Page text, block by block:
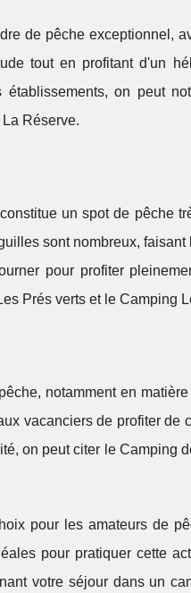
de pêche exceptionnel,
tout en profitant d'un
on peut
Réserve.
un spot de pêche
sont nombreux,
pour profiter
Prés verts et le Camping
notamment en
vacanciers de profiter de
on peut citer le Camping
pour les amateurs de
pour pratiquer cette
votre séjour dans un